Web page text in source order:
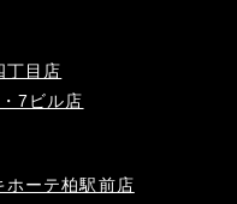
丁目店
7ビル店
ホーテ柏駅前店